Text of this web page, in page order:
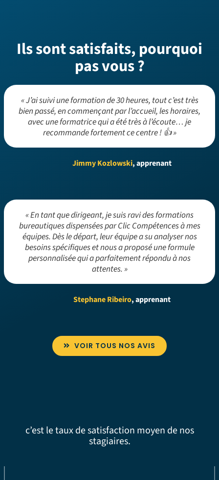
Ils sont satisfaits, pourquoi
pas vous ?
« J’ai suivi une formation de 30 heures, tout c’est très
bien passé, en commençant par l’accueil, les horaires,
avec une formatrice qui a été très à l’écoute… je
recommande fortement ce centre ! 👍 »
Jimmy Kozlowski, apprenant
« En tant que dirigeant, je suis ravi des formations
bureautiques dispensées par Clic Compétences à mes
équipes. Dès le départ, leur équipe a su analyser nos
besoins spécifiques et nous a proposé une formule
personnalisée qui a parfaitement répondu à nos
attentes. »
Stephane Ribeiro, apprenant
VOIR TOUS NOS AVIS
c’est le taux de satisfaction moyen de nos
stagiaires.